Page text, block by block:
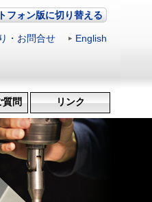
フォン版に切り替える
・お問合せ English
問 リンク